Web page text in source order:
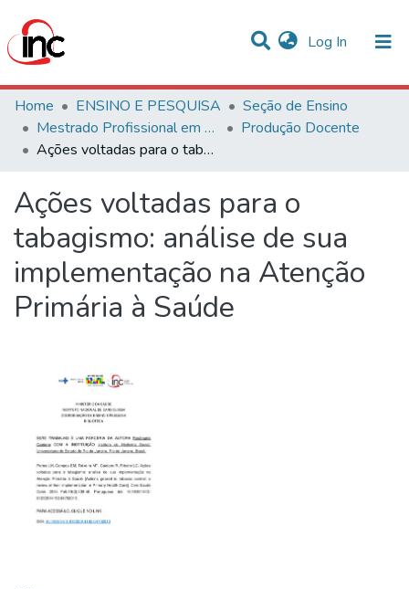
Log In (current)
Communities & Collections
Statistics
Home ENSINO E PESQUISA
Seção de Ensino
Mestrado Profissional em Avaliação de Tecnologias em Saúde
Produção Docente
Ações voltadas para o tabagismo: análise de sua implementação na Atenção Primária à Saúde
Ações voltadas para o
tabagismo: análise de sua
implementação na Atenção
Primária à Saúde